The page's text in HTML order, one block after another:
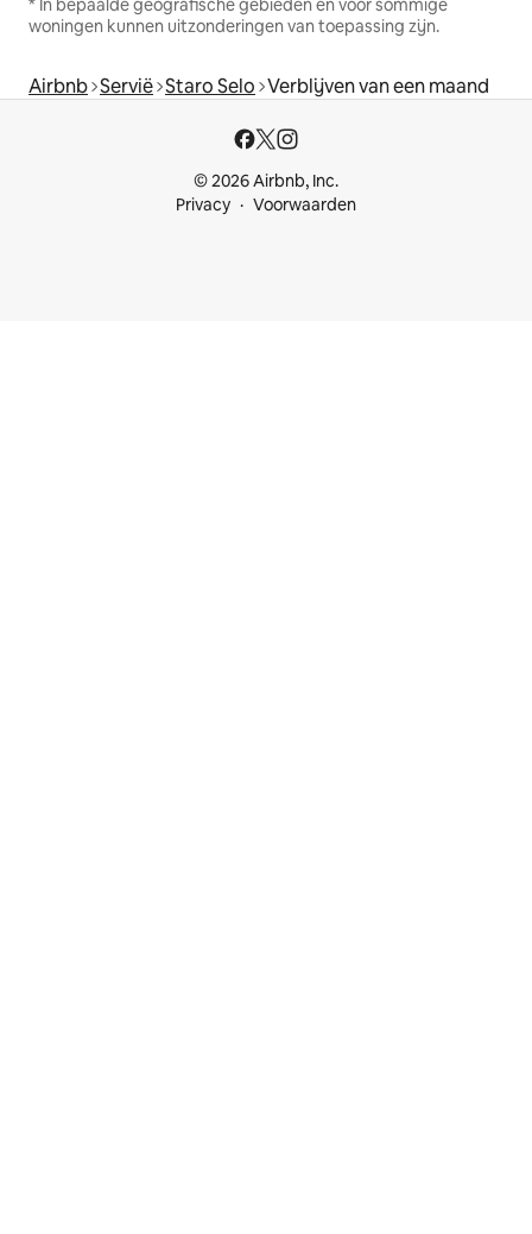
woningen kunnen uitzonderingen van toepassing zijn.
Airbnb Servië Staro Selo Verblijven van een maand
© 2026 Airbnb, Inc.
Privacy
Voorwaarden